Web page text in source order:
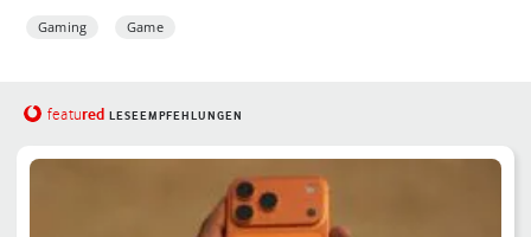
Gaming Game
featured LESEEMPFEHLUNGEN